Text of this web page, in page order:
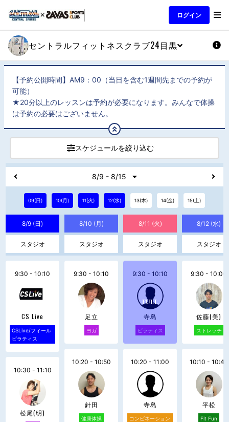
ログイン
セントラルフィットネスクラブ24目黒
【予約公開時間】AM9：00（当日を含む1週間先までの予約が
可能）
★20分以上のレッスンは予約が必要になります。みんなで体操
は予約の必要はございません。
スケジュールを絞り込む
8/9 - 8/15
09(日) 10(月) 11(火) 12(水) 13(木) 14(金) 15(土)
8/9 (日)
スタジオ
8/10 (月)
スタジオ
8/11 (火)
スタジオ
8/12 (水)
スタジオ
9:30 - 10:10
CS Live
CSLive/フィール
ピラティス
10:30 - 11:10
松尾(明)
9:30 - 10:10
足立
ヨガ
10:20 - 10:50
針田
健康体操
9:30 - 10:10
寺島
ピラティス
10:20 - 11:00
寺島
コンビネーション
9:30 - 10:00
佐藤(美)
ストレッチ
10:10 - 10:40
平松
Fit Fun